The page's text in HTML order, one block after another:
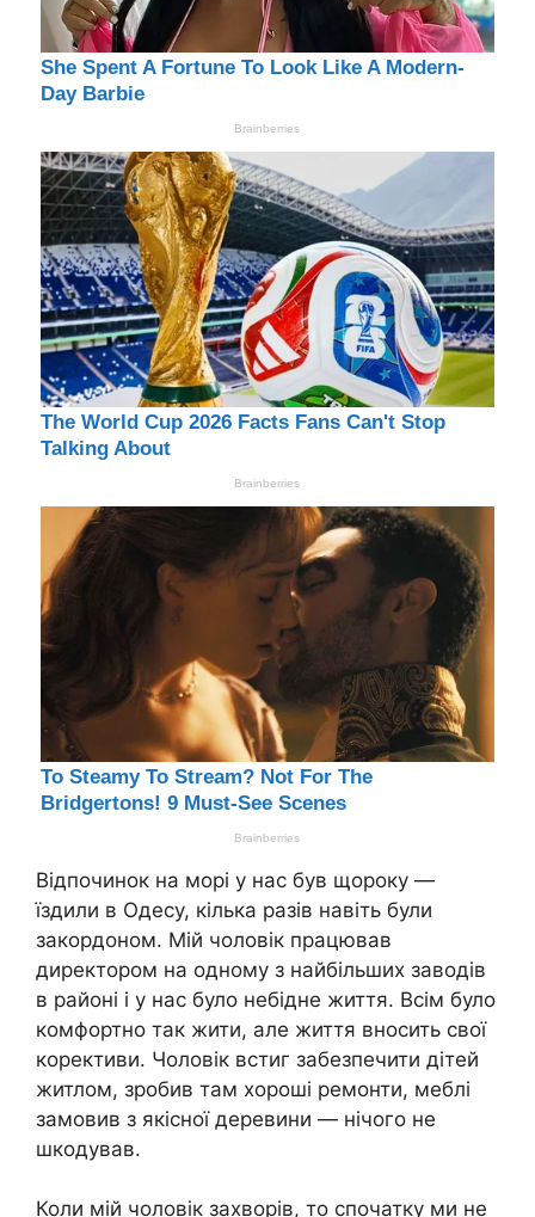
Відпочинок на морі y нас був щороку —
їздили в Одесу, кілька разів навіть були
закордоном. Мій чоловік працював
директором на одному з найбільших заводів
в районі і y нас було небідне життя. Всім було
комфортно так жити, але життя вносить свої
корективи. Чоловік встиг забезпечити дітей
житлом, зробив там хороші ремонти, меблі
замовив з якісної деревини — нічого не
шкодував.
Коли мій чоловік захворів, то спочатку ми не